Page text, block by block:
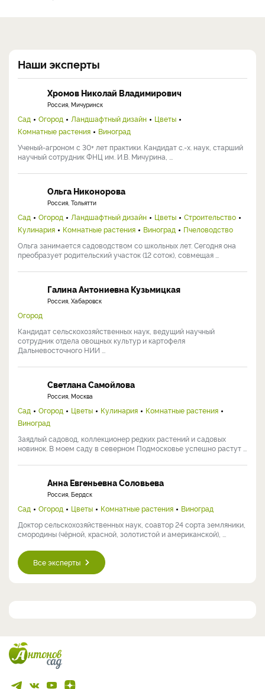
Наши эксперты
Хромов Николай Владимирович
Россия, Мичуринск
Сад Огород Ландшафтный дизайн
Цветы
Комнатные растения
Виноград
Ученый-агроном с 30+ лет практики. Кандидат с.-х. наук, старший
научный сотрудник ФНЦ им. И.В. Мичурина, ...
Ольга Никонорова
Россия, Тольятти
Сад Огород Ландшафтный дизайн Цветы
Строительство
Кулинария
Комнатные растения Виноград
Пчеловодство
Ольга занимается садоводством со школьных лет. Сегодня она
преобразует родительский участок (12 соток), совмещая ...
Галина Антониевна Кузьмицкая
Россия, Хабаровск
Огород
Кандидат сельскохозяйственных наук, ведущий научный
сотрудник отдела овощных культур и картофеля
Дальневосточного НИИ ...
Светлана Самойлова
Россия, Москва
Сад Огород Цветы Кулинария
Комнатные растения
Виноград
Заядлый садовод, коллекционер редких растений и садовых
новинок. В моем саду в северном Подмосковье успешно растут ...
Анна Евгеньевна Соловьева
Россия, Бердск
Сад Огород Цветы Комнатные растения
Виноград
Доктор сельскохозяйственных наук, соавтор 24 сорта земляники,
смородины (чёрной, красной, золотистой и американской), ...
Все эксперты